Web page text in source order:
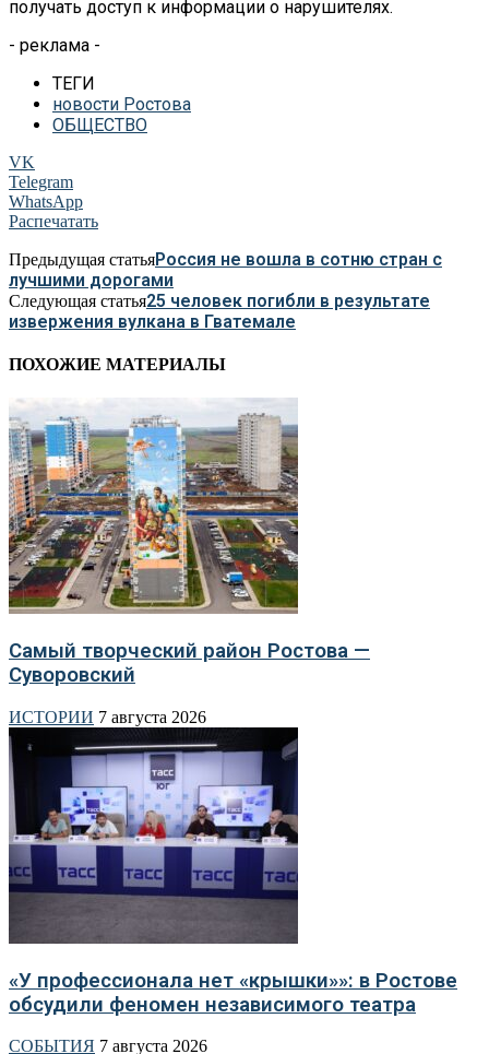
получать доступ к информации о нарушителях.
- реклама -
ТЕГИ
новости Ростова
ОБЩЕСТВО
VK
Telegram
WhatsApp
Распечатать
Предыдущая статьяРоссия не вошла в сотню стран с
лучшими дорогами
Следующая статья25 человек погибли в результате
извержения вулкана в Гватемале
ПОХОЖИЕ МАТЕРИАЛЫ
Самый творческий район Ростова —
Суворовский
ИСТОРИИ 7 августа 2026
«У профессионала нет «крышки»»: в Ростове
обсудили феномен независимого театра
СОБЫТИЯ 7 августа 2026